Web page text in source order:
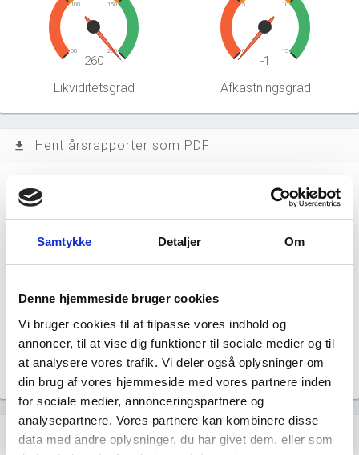
Samtykke Detaljer Om
Denne hjemmeside bruger cookies
Vi bruger cookies til at tilpasse vores indhold og
annoncer, til at vise dig funktioner til sociale medier og til
at analysere vores trafik. Vi deler også oplysninger om
din brug af vores hjemmeside med vores partnere inden
for sociale medier, annonceringspartnere og
analysepartnere. Vores partnere kan kombinere disse
data med andre oplysninger, du har givet dem, eller som
50
100 150
200
260
Likviditetsgrad
0
5 10
15
-1
Afkastningsgrad
file_download Hent årsrapporter som PDF
Årsrapporten 2025-12 file_download
Årsrapporten 2024-12
Årsrapporten 2022-12
Årsrapporten 2021-12
Regnskaber